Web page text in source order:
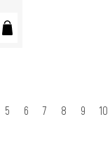
5 6 7 8 9 10